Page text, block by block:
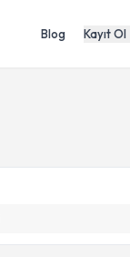
Blog Kayıt Ol